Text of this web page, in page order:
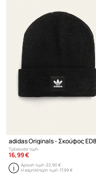
Τρέχουσα τιμή:
16,99 €
Αρχική τιμή:22,90 €
Η χαμηλότερη τιμή:17,99 €